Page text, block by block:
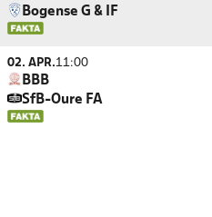
Bogense G & IF
02. APR.11:00
BBB
SfB-Oure FA